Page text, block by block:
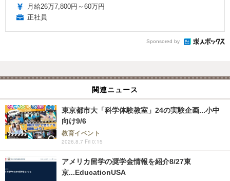
月給26万7,800円～60万円
正社員
Sponsored by
関連ニュース
東京都市大「科学体験教室」24の実験企画...小中
向け9/6
教育イベント
2026.8.7 Fri 0:15
アメリカ留学の奨学金情報を紹介8/27東
京...EducationUSA